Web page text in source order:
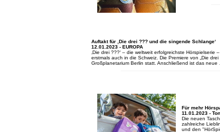
Auftakt für ‚Die drei ??? und die singende Schlange‘
12.01.2023 - EUROPA
‚Die drei ???‘ – die weltweit erfolgreichste
erstmals auch in die Schweiz. Die Premiere von „Die
Großplanetarium Berlin statt. Anschließend ist das
Für mehr
11.01.2023 -
Die neuen
zahlreiche
und den